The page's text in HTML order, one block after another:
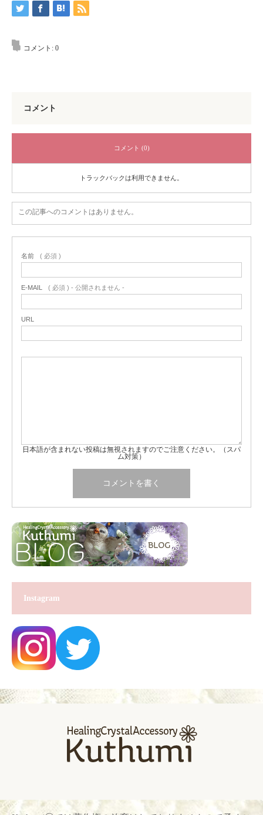
コメント: 0
コメント
コメント (0)
トラックバックは利用できません。
この記事へのコメントはありません。
名前 ( 必須 )
E-MAIL ( 必須 ) - 公開されません -
URL
日本語が含まれない投稿は無視されますのでご注意ください。（スパ
ム対策）
Instagram